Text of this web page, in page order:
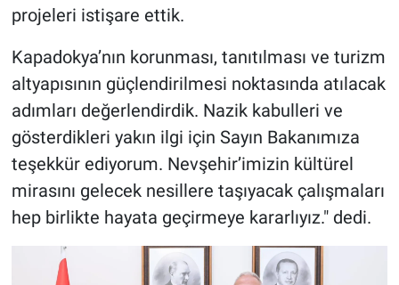
projeleri istişare ettik.
Kapadokya’nın korunması, tanıtılması ve turizm
altyapısının güçlendirilmesi noktasında atılacak
adımları değerlendirdik. Nazik kabulleri ve
gösterdikleri yakın ilgi için Sayın Bakanımıza
teşekkür ediyorum. Nevşehir’imizin kültürel
mirasını gelecek nesillere taşıyacak çalışmaları
hep birlikte hayata geçirmeye kararlıyız." dedi.
Kırşehir
Yerel
Genel
Asayiş
Kültür - Sanat
Politika